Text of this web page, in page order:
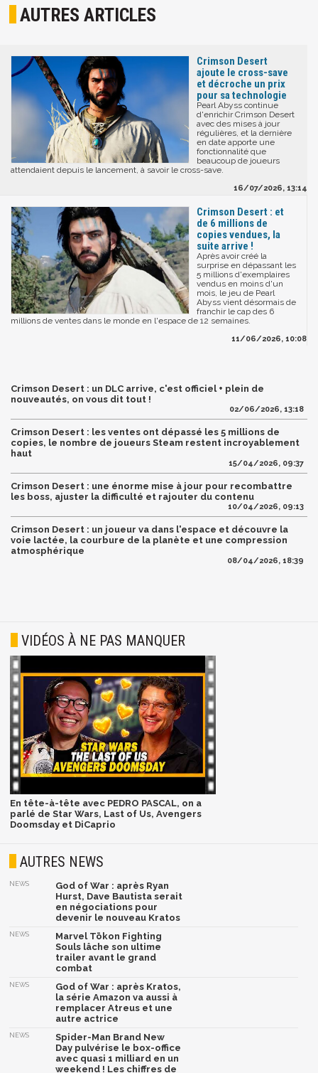
AUTRES ARTICLES
Crimson Desert
ajoute le cross-save
et décroche un prix
pour sa technologie
Pearl Abyss continue
d'enrichir Crimson Desert
avec des mises à jour
régulières, et la dernière
en date apporte une
fonctionnalité que
beaucoup de joueurs
attendaient depuis le lancement, à savoir le cross-save.
16/07/2026, 13:14
Crimson Desert : et
de 6 millions de
copies vendues, la
suite arrive !
Après avoir créé la
surprise en dépassant les
5 millions d'exemplaires
vendus en moins d'un
mois, le jeu de Pearl
Abyss vient désormais de
franchir le cap des 6
millions de ventes dans le monde en l'espace de 12 semaines.
11/06/2026, 10:08
Crimson Desert : un DLC arrive, c'est officiel + plein de
nouveautés, on vous dit tout !
02/06/2026, 13:18
Crimson Desert : les ventes ont dépassé les 5 millions de
copies, le nombre de joueurs Steam restent incroyablement
haut
15/04/2026, 09:37
Crimson Desert : une énorme mise à jour pour recombattre
les boss, ajuster la difficulté et rajouter du contenu
10/04/2026, 09:13
Crimson Desert : un joueur va dans l'espace et découvre la
voie lactée, la courbure de la planète et une compression
atmosphérique
08/04/2026, 18:39
VIDÉOS À NE PAS MANQUER
En tête-à-tête avec PEDRO PASCAL, on a
parlé de Star Wars, Last of Us, Avengers
Doomsday et DiCaprio
AUTRES NEWS
NEWS
God of War : après Ryan
Hurst, Dave Bautista serait
en négociations pour
devenir le nouveau Kratos
NEWS
Marvel Tōkon Fighting
Souls lâche son ultime
trailer avant le grand
combat
NEWS
God of War : après Kratos,
la série Amazon va aussi à
remplacer Atreus et une
autre actrice
NEWS
Spider-Man Brand New
Day pulvérise le box-office
avec quasi 1 milliard en un
weekend ! Les chiffres de